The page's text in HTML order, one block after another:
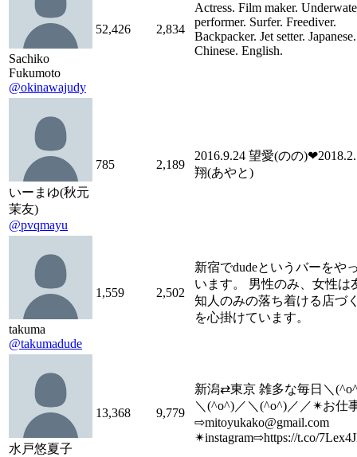
Sachiko
Fukumoto
@okinawajudy
52,426 2,834
Actress. Film maker.
performer. Surfer. Freediver.
Backpacker. Jet setter. Japanese.
Chinese. English.
いーまゆ(秋元
茉友)
@pvqmayu
785 2,189
2016.9.24 望愛(のの
翔(あやと)
takuma
@takumadude
1,559 2,502
新宿でdudeというバーをや
います。 男性のみ、女性は
知人のみの落ち着ける店づ
を心掛けています。
水戸悠夏子
13,368 9,779
新潟⇄東京 雑多な毎日＼
＼(^o^)／＼(^o^)／／✴︎お仕
⇨mitoyukako@gmail.com
✴︎instagram⇨https://t.co/